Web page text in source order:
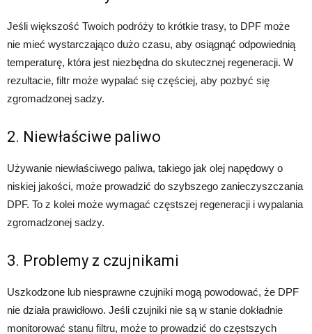
Jeśli większość Twoich podróży to krótkie trasy, to DPF może
nie mieć wystarczająco dużo czasu, aby osiągnąć odpowiednią
temperaturę, która jest niezbędna do skutecznej regeneracji. W
rezultacie, filtr może wypalać się częściej, aby pozbyć się
zgromadzonej sadzy.
2. Niewłaściwe paliwo
Używanie niewłaściwego paliwa, takiego jak olej napędowy o
niskiej jakości, może prowadzić do szybszego zanieczyszczania
DPF. To z kolei może wymagać częstszej regeneracji i wypalania
zgromadzonej sadzy.
3. Problemy z czujnikami
Uszkodzone lub niesprawne czujniki mogą powodować, że DPF
nie działa prawidłowo. Jeśli czujniki nie są w stanie dokładnie
monitorować stanu filtru, może to prowadzić do częstszych